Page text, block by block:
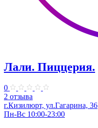
Лали. Пиццерия.
0
2 отзыва
г.Кизилюрт, ул.Гагарина, 36
Пн-Вс 10:00-23:00